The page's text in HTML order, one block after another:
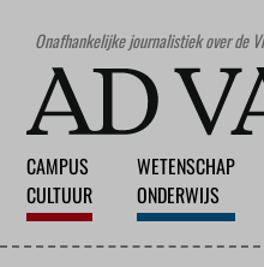
Onafhankelijke journalistiek over de
CAMPUS
CULTUUR
WETENSCHAP
ONDERWIJS